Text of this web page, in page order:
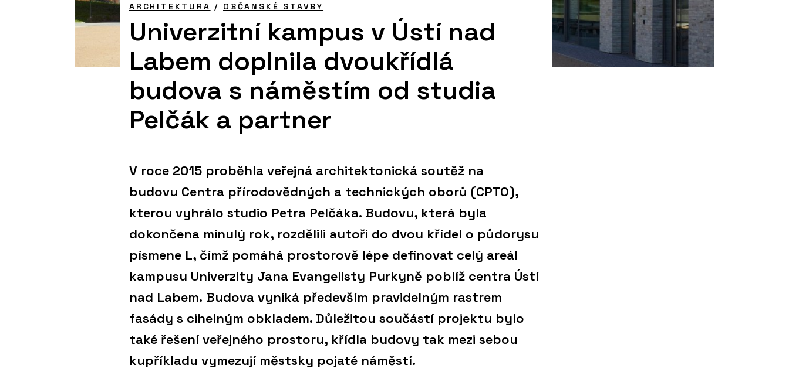
ARCHITEKTURA / OBČANSKÉ STAVBY
Univerzitní kampus v Ústí nad
Labem doplnila dvoukřídlá
budova s náměstím od studia
Pelčák a partner
V roce 2015 proběhla veřejná architektonická soutěž na
budovu Centra přírodovědných a technických oborů (CPTO),
kterou vyhrálo studio Petra Pelčáka. Budovu, která byla
dokončena minulý rok, rozdělili autoři do dvou křídel o půdorysu
písmene L, čímž pomáhá prostorově lépe definovat celý areál
kampusu Univerzity Jana Evangelisty Purkyně poblíž centra Ústí
nad Labem. Budova vyniká především pravidelným rastrem
fasády s cihelným obkladem. Důležitou součástí projektu bylo
také řešení veřejného prostoru, křídla budovy tak mezi sebou
kupříkladu vymezují městsky pojaté náměstí.